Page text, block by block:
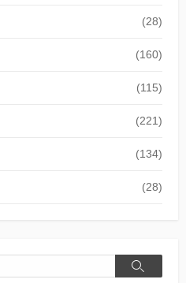
(28)
(160)
(115)
(221)
(134)
(28)
検